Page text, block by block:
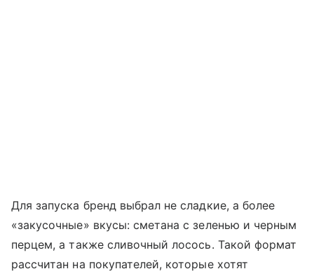
Для запуска бренд выбрал не сладкие, а более
«закусочные» вкусы: сметана с зеленью и черным
перцем, а также сливочный лосось. Такой формат
рассчитан на покупателей, которые хотят